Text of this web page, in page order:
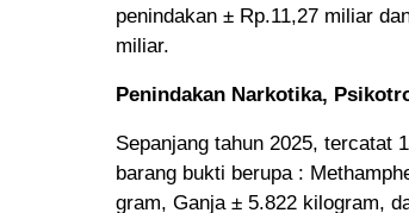
penindakan ± Rp.11,27 miliar
miliar.
Penindakan Narkotika,
Sepanjang tahun 2025, tercatat
barang bukti berupa :
gram, Ganja ± 5.822 kilogram,